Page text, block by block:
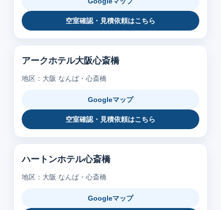
空室確認・見積依頼はこちら
アークホテル大阪心斎橋
地区：大阪 なんば・心斎橋
Googleマップ
空室確認・見積依頼はこちら
ハートンホテル心斎橋
地区：大阪 なんば・心斎橋
Googleマップ